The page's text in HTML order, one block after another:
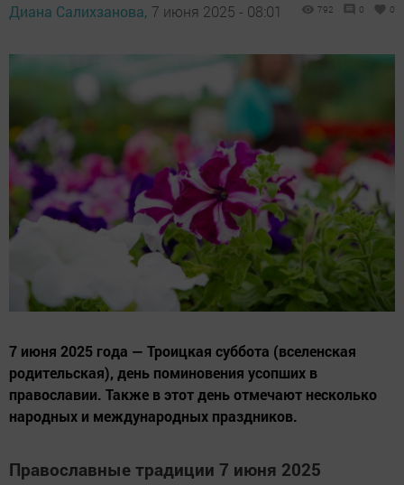
Диана Салихзанова, 7 июня 2025 - 08:01 792 0 0
7 июня 2025 года — Троицкая суббота (вселенская
родительская), день поминовения усопших в
православии. Также в этот день отмечают несколько
народных и международных праздников.
Православные традиции 7 июня 2025